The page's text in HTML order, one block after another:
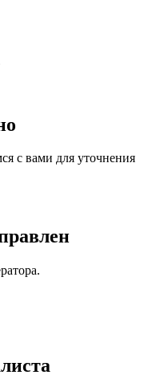
с вами для уточнения